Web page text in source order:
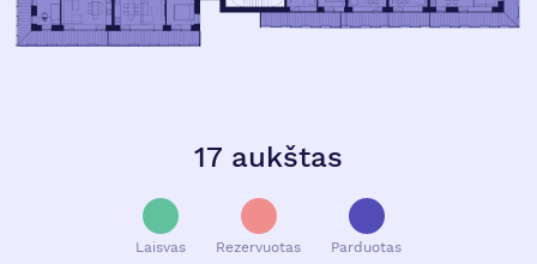
17 aukštas
Laisvas Rezervuotas Parduotas